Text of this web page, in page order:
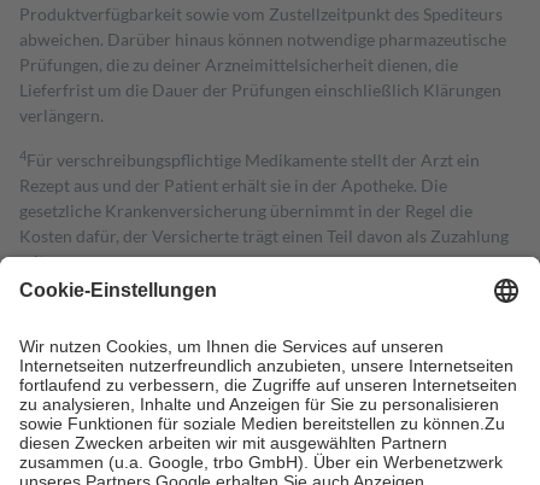
Produktverfügbarkeit sowie vom Zustellzeitpunkt des Spediteurs
abweichen. Darüber hinaus können notwendige pharmazeutische
Prüfungen, die zu deiner Arzneimittelsicherheit dienen, die
Lieferfrist um die Dauer der Prüfungen einschließlich Klärungen
verlängern.
4Für verschreibungspflichtige Medikamente stellt der Arzt ein
Rezept aus und der Patient erhält sie in der Apotheke. Die
gesetzliche Krankenversicherung übernimmt in der Regel die
Kosten dafür, der Versicherte trägt einen Teil davon als Zuzahlung
mit.
Grundsätzlich leisten Mitglieder Zuzahlungen in Höhe von zehn
höchstens zehn Euro.
Es sind jedoch nie mehr als die tatsächlichen
Kosten der Leistung zu entrichten.
Diese Regeln gelten grundsätzlich auch für Online-Apotheken.
Bei Heilmitteln und häuslicher Krankenpflege beträgt die
Zuzahlung zehn Prozent der Kosten sowie zehn Euro je
Verordnung.